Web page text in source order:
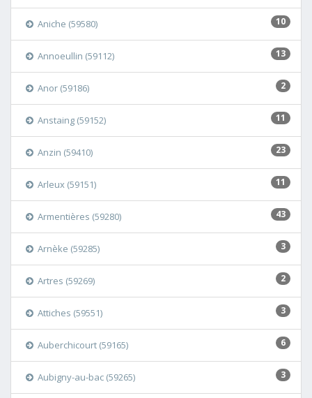
10
Aniche (59580)
13
Annoeullin (59112)
2
Anor (59186)
11
Anstaing (59152)
23
Anzin (59410)
11
Arleux (59151)
43
Armentières (59280)
3
Arnèke (59285)
2
Artres (59269)
3
Attiches (59551)
6
Auberchicourt (59165)
3
Aubigny-au-bac (59265)